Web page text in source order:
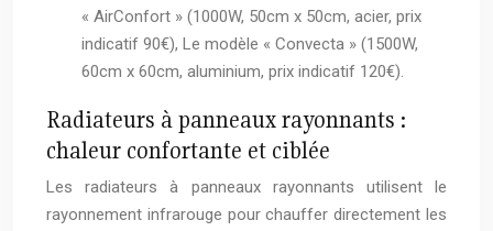
« AirConfort » (1000W, 50cm x 50cm, acier, prix
indicatif 90€), Le modèle « Convecta » (1500W,
60cm x 60cm, aluminium, prix indicatif 120€).
Radiateurs à panneaux rayonnants :
chaleur confortante et ciblée
Les radiateurs à panneaux rayonnants utilisent le
rayonnement infrarouge pour chauffer directement les